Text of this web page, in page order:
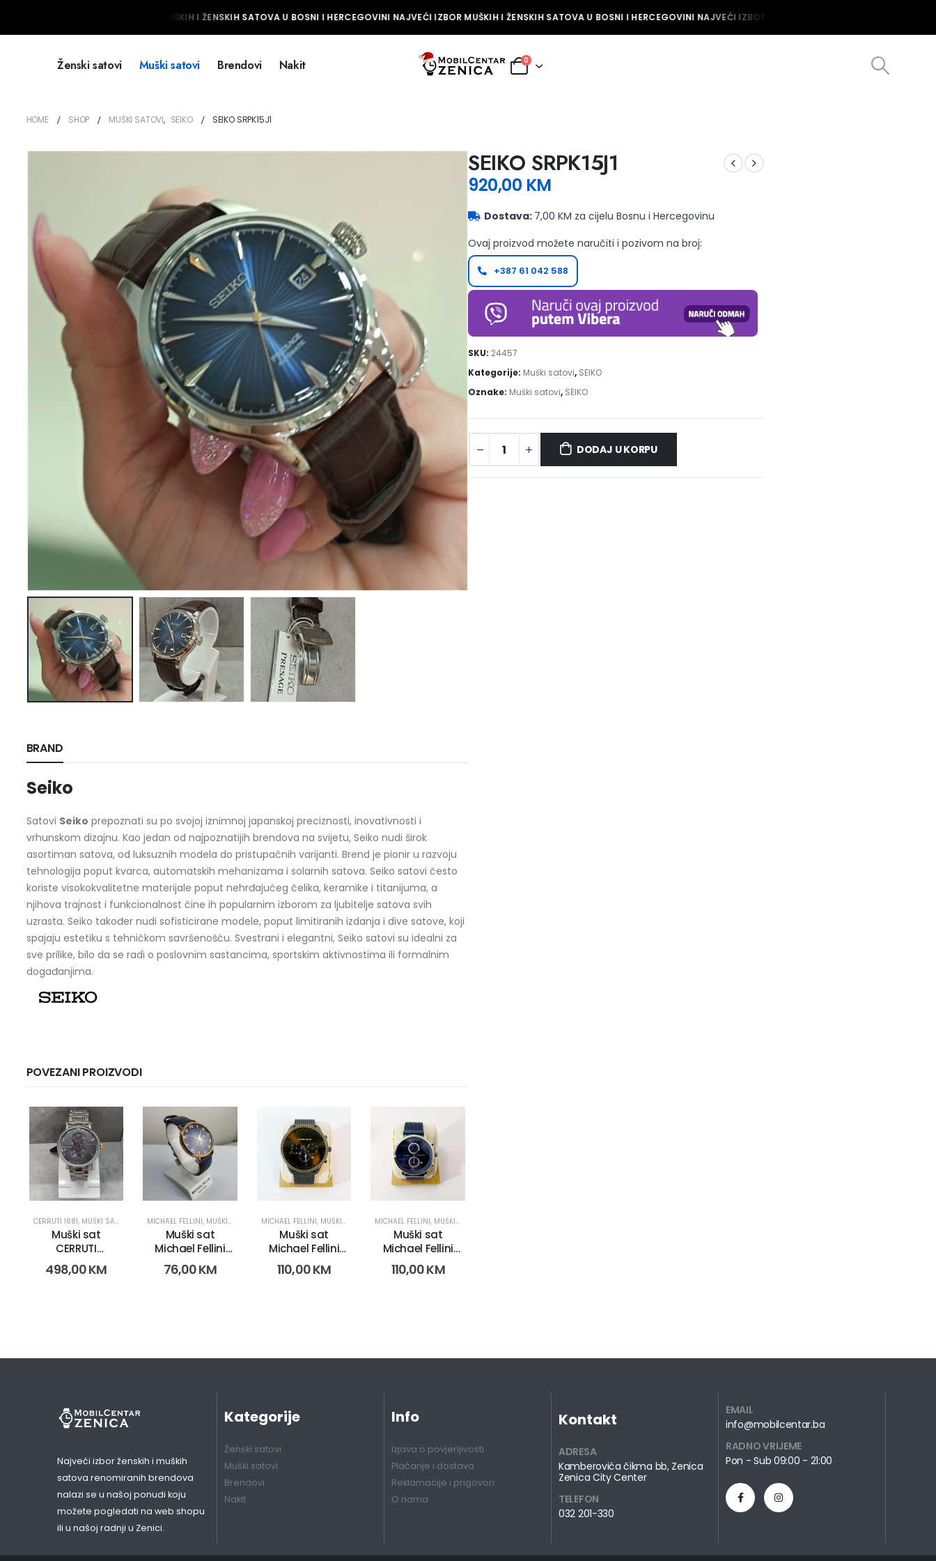
NAJVEĆI IZBOR MUŠKIH I ŽENSKIH SATOVA U BOSNI I HERCEGOVINI NAJVEĆI IZBOR MUŠKIH I ŽENSKIH SATOVA U BOSNI I HERCEGOVINI NAJVEĆI IZBOR MUŠKIH I ŽENSKIH SATOVA U
Ženski satovi Muški satovi Brendovi Nakit 0
HOME SHOP MUŠKI SATOVI, SEIKO SEIKO SRPK15J1
BRAND
Seiko
Satovi Seiko prepoznati su po svojoj iznimnoj japanskoj preciznosti, inovativnosti i
vrhunskom dizajnu. Kao jedan od najpoznatijih brendova na svijetu, Seiko nudi širok
asortiman satova, od luksuznih modela do pristupačnih varijanti. Brend je pionir u razvoju
tehnologija poput kvarca, automatskih mehanizama i solarnih satova. Seiko satovi često
koriste visokokvalitetne materijale poput nehrđajućeg čelika, keramike i titanijuma, a
njihova trajnost i funkcionalnost čine ih popularnim izborom za ljubitelje satova svih
uzrasta. Seiko također nudi sofisticirane modele, poput limitiranih izdanja i dive satove, koji
spajaju estetiku s tehničkom savršenošću. Svestrani i elegantni, Seiko satovi su idealni za
sve prilike, bilo da se radi o poslovnim sastancima, sportskim aktivnostima ili formalnim
događanjima.
POVEZANI PROIZVODI
CERRUTI 1881, MUŠKI SATOVI
Muški sat
CERRUTI
CRA26005
(10023)
498,00KM
MICHAEL FELLINI, MUŠKI SATOVI
Muški sat
Michael Fellini
2226 (3028)
76,00KM
MICHAEL FELLINI, MUŠKI SATOVI
Muški sat
Michael Fellini
2236 (11383-6)
110,00KM
MICHAEL FELLINI, MUŠKI SATOVI
Muški sat
Michael Fellini
2238 (11381-5)
110,00KM
SEIKO SRPK15J1
920,00 KM
Dostava: 7,00 KM za cijelu Bosnu i Hercegovinu
Ovaj proizvod možete naručiti i pozivom na broj:
+387 61 042 588
SKU: 24457
Kategorije: Muški satovi, SEIKO
Oznake: Muški satovi, SEIKO
DODAJ U KORPU
Najveći izbor ženskih i muških
satova renomiranih brendova
nalazi se u našoj ponudi koju
možete pogledati na web shopu
ili u našoj radnji u Zenici.
Kategorije
Ženski satovi
Muški satovi
Brendovi
Nakit
Info
Izjava o povjerljivosti
Plaćanje i dostava
Reklamacije i prigovori
O nama
Kontakt
ADRESA
Kamberovića čikma bb, Zenica
Zenica City Center
TELEFON
032 201-330
EMAIL
info@mobilcentar.ba
RADNO VRIJEME
Pon - Sub 09:00 - 21:00